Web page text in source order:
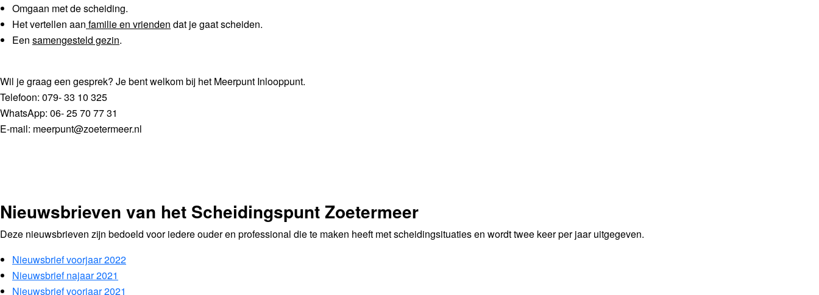
Omgaan met de scheiding.
Het vertellen aan familie en vrienden dat je gaat scheiden.
Een samengesteld gezin.
Wil je graag een gesprek? Je bent welkom bij het Meerpunt Inlooppunt.
Telefoon: 079- 33 10 325
WhatsApp: 06- 25 70 77 31
E-mail: meerpunt@zoetermeer.nl
Nieuwsbrieven van het Scheidingspunt Zoetermeer
Deze nieuwsbrieven zijn bedoeld voor iedere ouder en professional die te maken heeft met scheidingsituaties en wordt twee keer per jaar uitgegeven.
Nieuwsbrief voorjaar 2022
Nieuwsbrief najaar 2021
Nieuwsbrief voorjaar 2021